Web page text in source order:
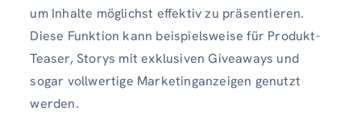
um Inhalte möglichst effektiv zu präsentieren.
Diese Funktion kann beispielsweise für Produkt-
Teaser, Storys mit exklusiven Giveaways und
sogar vollwertige Marketinganzeigen genutzt
werden.